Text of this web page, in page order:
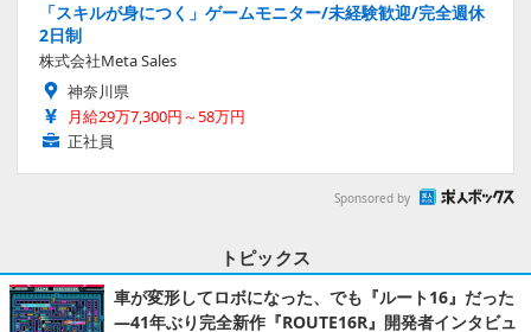
「スキルが身につく」ゲームモニター/未経験歓迎/完全週休
2日制
株式会社Meta Sales
神奈川県
月給29万7,300円～58万円
正社員
Sponsored by
トピックス
車が変形してロボになった、でも『ルート16』だった
―41年ぶり完全新作『ROUTE16R』開発者インタビュ